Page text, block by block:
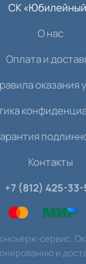
СК
О нас
Оплата и
оказания
Контакты
+7 (812) 425-
сервис.
и